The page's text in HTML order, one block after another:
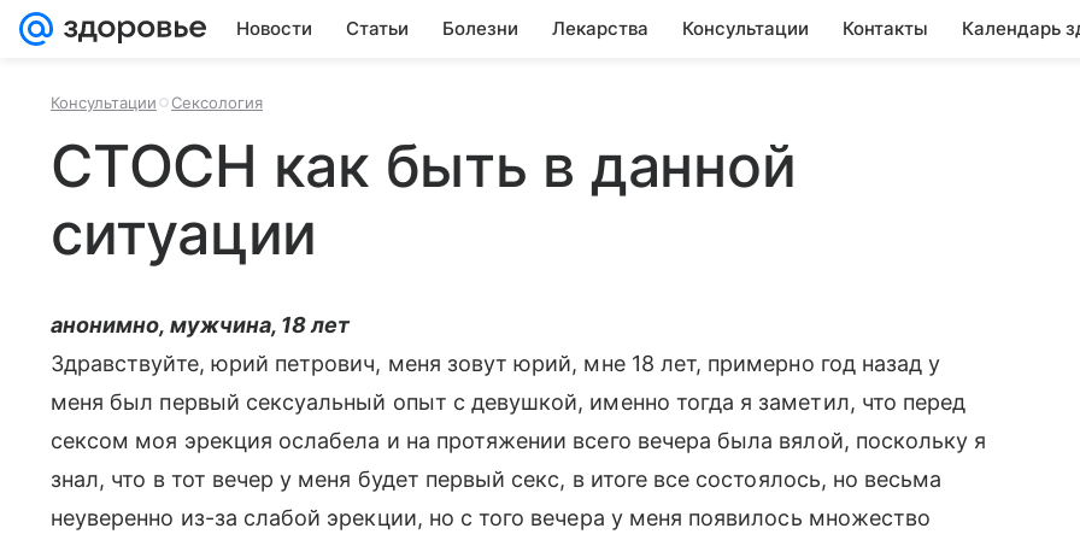
Новости Статьи Болезни Лекарства Консультации Контакты Календарь
Консультации Сексология
СТОСН как быть в данной
ситуации
анонимно, мужчина, 18 лет
Здравствуйте, юрий петрович, меня зовут юрий, мне 18 лет, примерно год назад у
меня был первый сексуальный опыт с девушкой, именно тогда я заметил, что перед
сексом моя эрекция ослабела и на протяжении всего вечера была вялой, поскольку я
знал, что в тот вечер у меня будет первый секс, в итоге все состоялось, но весьма
неуверенно из-за слабой эрекции, но с того вечера у меня появилось множество